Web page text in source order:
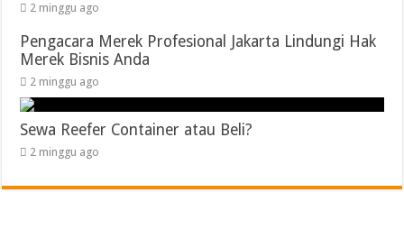
2 minggu ago
Pengacara Merek Profesional Jakarta Lindungi Hak
Merek Bisnis Anda
2 minggu ago
Sewa Reefer Container atau Beli?
2 minggu ago